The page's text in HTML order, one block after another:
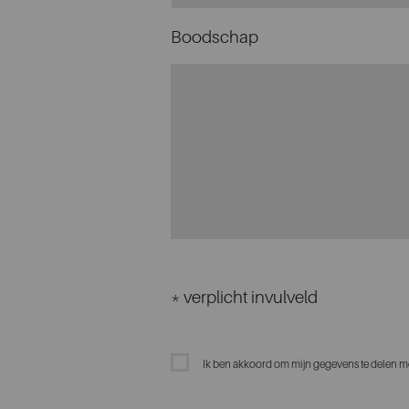
Boodschap
* verplicht invulveld
Ik ben akkoord om mijn gegevens te delen